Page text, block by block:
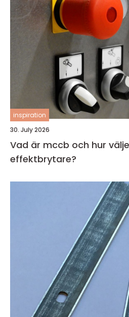
inspiration
30. July 2026
Vad är mccb och hur
effektbrytare?